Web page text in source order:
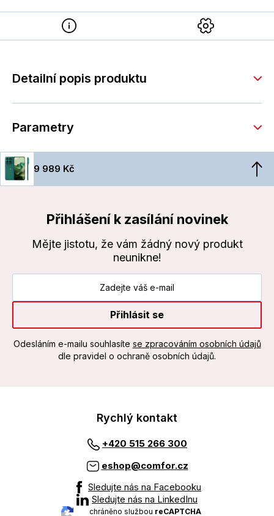
Detailní popis produktu
Parametry
9 989 Kč
Přihlášení k zasílání novinek
Mějte jistotu, že vám žádný nový produkt
neunikne!
Přihlásit se
Odesláním e-mailu souhlasíte se zpracováním osobních údajů
dle pravidel o ochraně osobních údajů.
Rychlý kontakt
+420 515 266 300
eshop@comfor.cz
Sledujte nás na Facebooku
Sledujte nás na LinkedInu
chráněno službou reCAPTCHA